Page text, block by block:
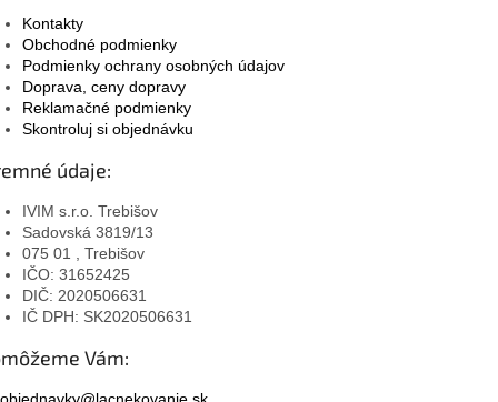
Kontakty
Obchodné podmienky
Podmienky ochrany osobných údajov
Doprava, ceny dopravy
Reklamačné podmienky
Skontroluj si objednávku
údaje:
IVIM s.r.o. Trebišov
Sadovská 3819/13
075 01 , Trebišov
IČO: 31652425
DIČ: 2020506631
IČ DPH: SK2020506631
Vám: